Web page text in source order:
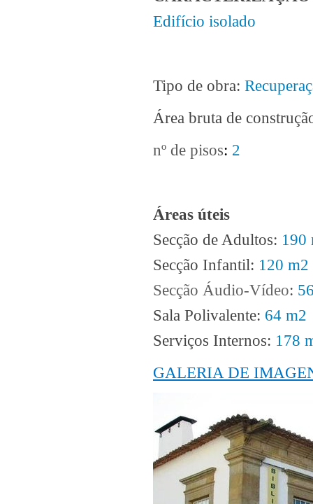
Edifício isolado
Tipo de obra:
Área bruta de
nº de pisos: 2
Áreas úteis
Secção de Adultos: 190
Secção Infantil: 120 m2
Secção Áudio-Vídeo:
Sala Polivalente: 64 m2
Serviços Internos: 178
GALERIA DE